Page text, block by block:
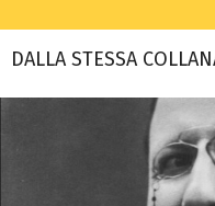
DALLA STESSA